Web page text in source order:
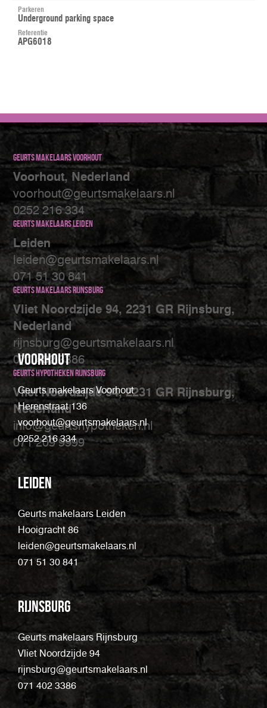
Parkeren
Underground parking space
Referentie
APG6018
Geurts makelaars Voorhout
Voorhout, Nederland
voorhout@geurtsmakelaars.nl
0252 216 334
Geurts makelaars Leiden
Leiden
leiden@geurtsmakelaars.nl
071 51 30 841
Geurts makelaars Rijnsburg
Vliet Noordzijde 94, 2231 GR Rijnsburg,
Nederland
rijnsburg@geurtsmakelaars.nl
071 402 3386
Geurts Hypotheken Rijnsburg
Vliet Noordzijde 94, 2231 GR Rijnsburg,
Nederland
info@geurtshypotheken.nl
071 209 9999
Voorhout
Geurts makelaars Voorhout
Herenstraat 136
voorhout@geurtsmakelaars.nl
0252 216 334
Leiden
Geurts makelaars Leiden
Hooigracht 86
leiden@geurtsmakelaars.nl
071 51 30 841
Rijnsburg
Geurts makelaars Rijnsburg
Vliet Noordzijde 94
rijnsburg@geurtsmakelaars.nl
071 402 3386